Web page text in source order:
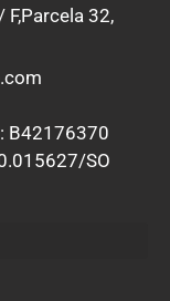
32,
B42176370
SO